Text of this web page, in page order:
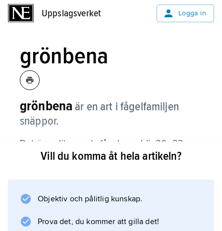
Uppslagsverket Logga in
grönbena
grönbena är en art i fågelfamiljen
snäppor.
Det är en liten vadarfågel som blir 20–22
centimeter lång. Grönbenan har grå- och
Vill du komma åt hela artikeln?
Objektiv och pålitlig kunskap.
Prova det, du kommer att gilla det!